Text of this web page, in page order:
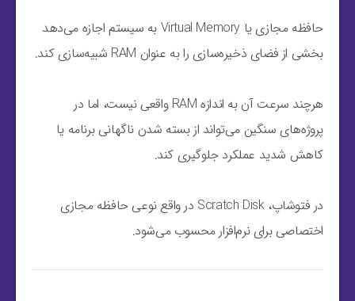
حافظه مجازی یا Virtual Memory به سیستم اجازه می‌دهد
بخشی از فضای ذخیره‌سازی را به عنوان RAM شبیه‌سازی کند.
هرچند سرعت آن به اندازه RAM واقعی نیست، اما در
پروژه‌های سنگین می‌تواند از بسته شدن ناگهانی برنامه یا
کاهش شدید عملکرد جلوگیری کند.
در فتوشاپ، Scratch Disk در واقع نوعی حافظه مجازی
اختصاصی برای نرم‌افزار محسوب می‌شود.